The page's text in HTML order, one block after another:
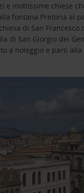
e moltissime chiese
fontana Pretoria al
di San Francesco
di San Giorgio dei
a noleggio e parti